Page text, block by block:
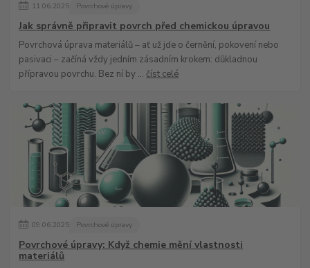
11.06.2025 Povrchové úpravy
Jak správně připravit povrch před chemickou úpravou
Povrchová úprava materiálů – ať už jde o černění, pokovení nebo
pasivaci – začíná vždy jedním zásadním krokem: důkladnou
přípravou povrchu. Bez ní by ... číst celé
09.06.2025 Povrchové úpravy
Povrchové úpravy: Když chemie mění vlastnosti
materiálů